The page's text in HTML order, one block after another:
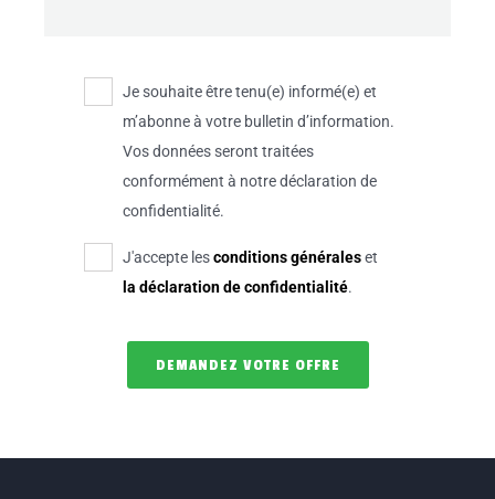
Je souhaite être tenu(e) informé(e) et
m’abonne à votre bulletin d’information.
Vos données seront traitées
conformément à notre déclaration de
confidentialité.
J'accepte lesconditions généraleset
la déclaration de confidentialité.